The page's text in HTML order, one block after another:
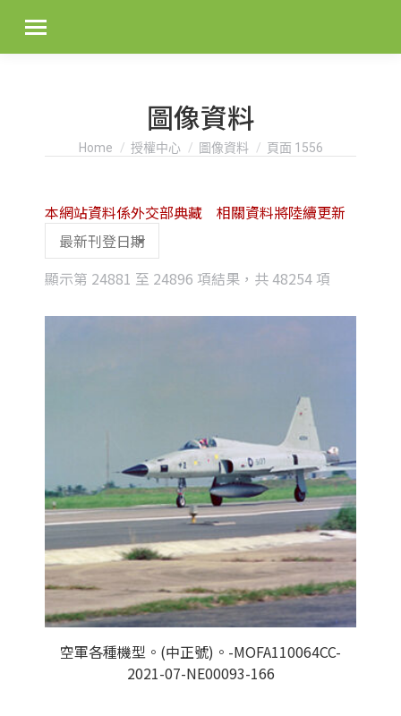
圖像資料
You are here:
Home 授權中心 圖像資料 頁面 1556
顯示第 24881 至 24896 項結果，共 48254 項
latest
本網站資料係外交部典藏 相關資料將陸續更新
空軍各種機型。(中正號)。-MOFA110064CC-
2021-07-NE00093-166